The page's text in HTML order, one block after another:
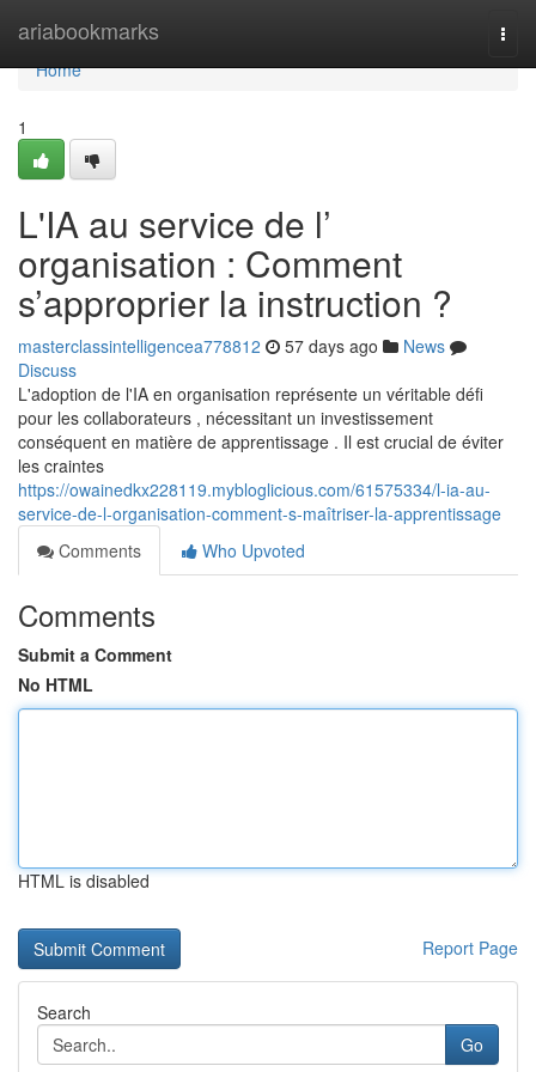
ariabookmarks
Home
Home
1
L'IA au service de l’
organisation : Comment
s’approprier la instruction ?
masterclassintelligencea778812 57 days ago
News
Discuss
L'adoption de l'IA en organisation représente un véritable défi
pour les collaborateurs , nécessitant un investissement
conséquent en matière de apprentissage . Il est crucial de éviter
les craintes
https://owainedkx228119.mybloglicious.com/61575334/l-ia-au-
service-de-l-organisation-comment-s-maîtriser-la-apprentissage
Comments
Who Upvoted
Comments
Submit a Comment
No HTML
HTML is disabled
Report Page
Search
Go